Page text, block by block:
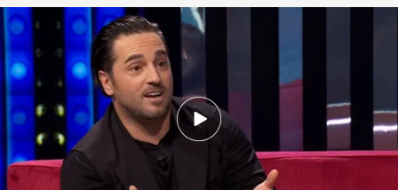
David Bustamante lanza un mensaje a su actual pareja, Yana Olina: “Lo
podemos hacer así"
Martínez y Hermanos
19 DIC 2024 - 01:42h.
David Bustamante revela un dato personal
sobre su pareja, Yana Olina